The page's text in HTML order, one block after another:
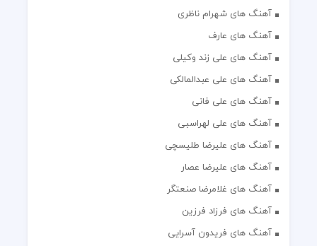
آهنگ های شهرام ناظری
آهنگ های عارف
آهنگ های علی زند وکیلی
آهنگ های علی عبدالمالکی
آهنگ های علی فانی
آهنگ های علی لهراسبی
آهنگ های علیرضا طلیسچی
آهنگ های علیرضا عصار
آهنگ های غلامرضا صنعتگر
آهنگ های فرزاد فرزین
آهنگ های فریدون آسرایی